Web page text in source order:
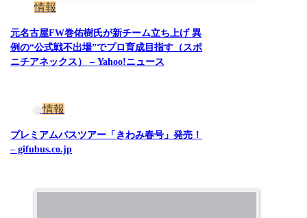
情報
元名古屋FW巻佑樹氏が新チーム立ち上げ 異
例の“公式戦不出場”でプロ育成目指す（スポ
ニチアネックス） – Yahoo!ニュース
情報
プレミアムバスツアー「きわみ春号」発売！
– gifubus.co.jp